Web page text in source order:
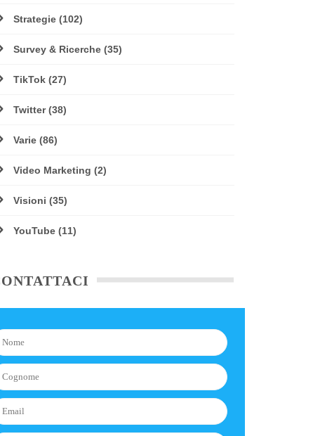
Strategie (102)
Survey & Ricerche (35)
TikTok (27)
Twitter(38)
Varie (86)
Video Marketing (2)
Visioni (35)
YouTube (11)